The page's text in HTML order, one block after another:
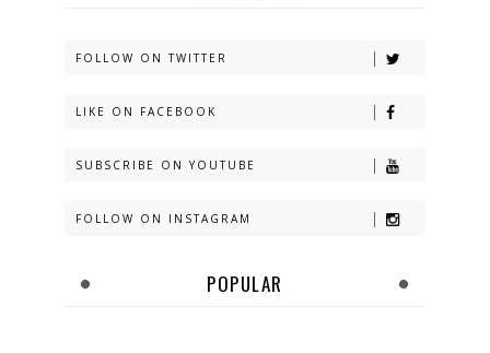
FOLLOW ON TWITTER
LIKE ON FACEBOOK
SUBSCRIBE ON YOUTUBE
FOLLOW ON INSTAGRAM
POPULAR